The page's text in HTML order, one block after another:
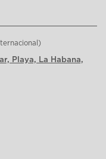
Playa, La Habana,